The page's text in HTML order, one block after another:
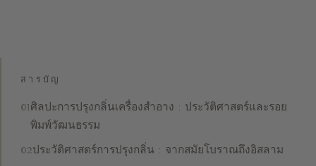
สารบัญ
ศิลปะการปรุงกลิ่นเครื่องสำอาง : ประวัติศาสตร์และรอย
พิมพ์วัฒนธรรม
ประวัติศาสตร์การปรุงกลิ่น : จากสมัยโบราณถึงอิสลาม